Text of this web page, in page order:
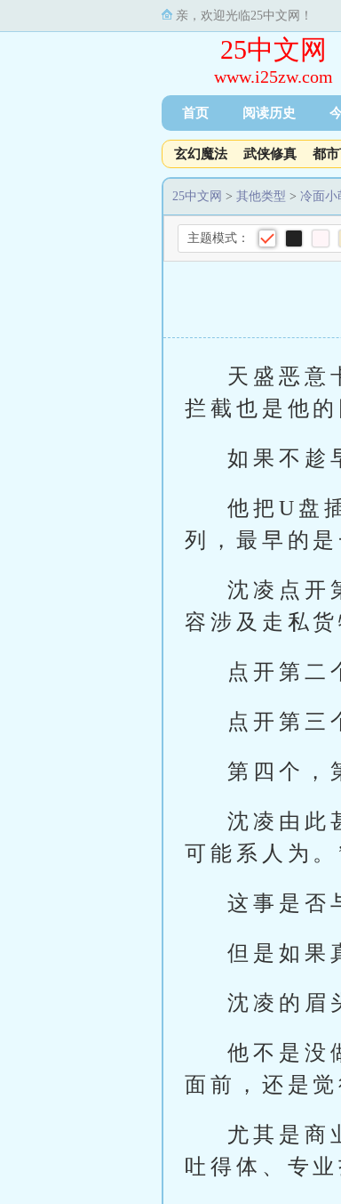
亲，欢迎光临25中文网！
25中文网
www.i25zw.com
首页 阅读历史
玄幻魔法 武侠修真 都
25中文网 > 其他类型 > 冷面小
主题模式：
天盛恶意
拦截也是他
如果不趁
他把U盘
列，最早的
沈凌点开
容涉及走私货
点开第二
点开第三
第四个，
沈凌由此
可能系人为。
这事是否
但是如果
沈凌的眉
他不是没
面前，还是觉
尤其是商
吐得体、专